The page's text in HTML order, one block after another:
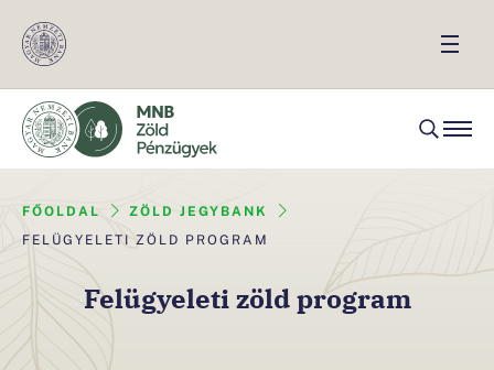
FŐOLDAL ZÖLD JEGYBANK
FELÜGYELETI ZÖLD PROGRAM
Felügyeleti zöld program